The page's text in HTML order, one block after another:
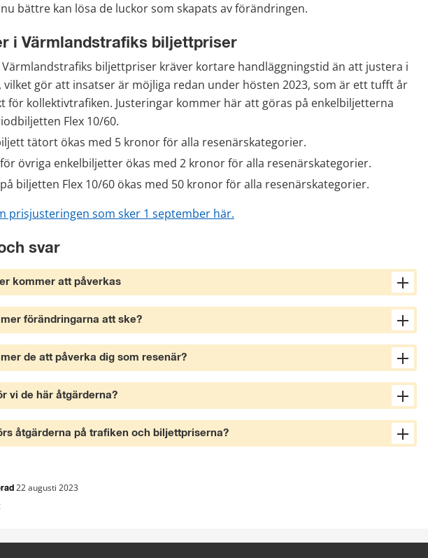
bättre kan lösa de luckor som skapats av förändringen.
i Värmlandstrafiks biljettpriser
biljettpriser kräver kortare handläggningstid än att justera i
gör att insatser är möjliga redan under hösten 2023, som är ett tufft år
för kollektivtrafiken. Justeringar kommer här att göras på enkelbiljetterna
Flex 10/60.
tätort ökas med 5 kronor för alla resenärskategorier.
övriga enkelbiljetter ökas med 2 kronor för alla resenärskategorier.
biljetten Flex 10/60 ökas med 50 kronor för alla resenärskategorier.
prisjusteringen som sker 1 september här.
svar
kommer att påverkas
förändringarna att ske?
de att påverka dig som resenär?
vi de här åtgärderna?
åtgärderna på trafiken och biljettpriserna?
22 augusti 2023